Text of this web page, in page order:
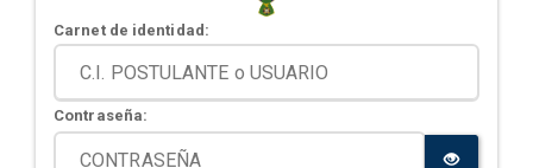
Carnet de identidad:
Contraseña: